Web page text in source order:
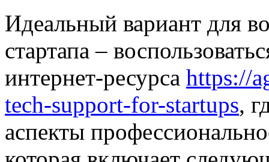
Идеальный вариант для
стартапа –
интернет-ресурса https://
tech-support-for-startups,
аспекты